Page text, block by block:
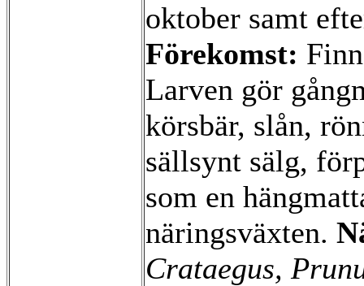
oktober samt
Förekomst:
Larven gör
körsbär, slån,
sällsynt sälg,
som en
näringsväxten.
Crataegus,